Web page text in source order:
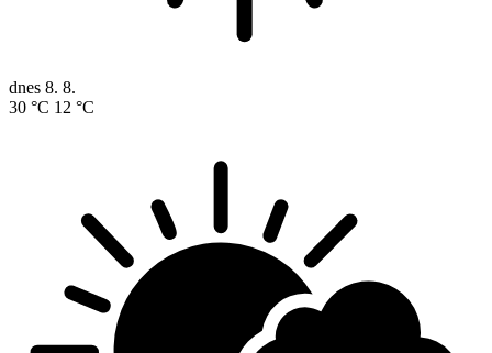
dnes 8. 8.
30 °C 12 °C